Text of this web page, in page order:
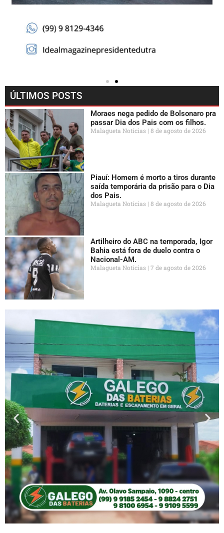
ÚLTIMOS POSTS
Moraes nega pedido de Bolsonaro pra
passar Dia dos Pais com os filhos.
Malagueta Notícias 8 de agosto de 2026
Piauí: Homem é morto a tiros durante
saída temporária da prisão para o Dia
dos Pais.
Malagueta Notícias 8 de agosto de 2026
Artilheiro do ABC na temporada, Igor
Bahia está fora de duelo contra o
Nacional-AM.
Malagueta Notícias 7 de agosto de 2026